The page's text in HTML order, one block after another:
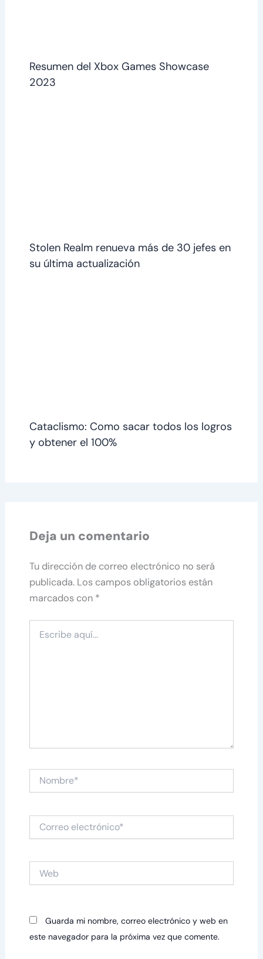
Resumen del Xbox Games Showcase
2023
Stolen Realm renueva más de 30 jefes en
su última actualización
Cataclismo: Como sacar todos los logros
y obtener el 100%
Deja un comentario
Tu dirección de correo electrónico no será
publicada. Los campos obligatorios están
marcados con *
aquí...
Nombre*
Correo
electrónico*
Guarda mi nombre, correo electrónico y web en
este navegador para la próxima vez que comente.